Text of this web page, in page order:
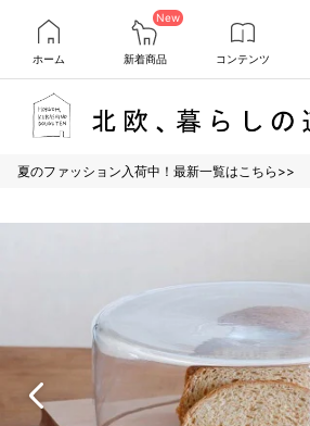
ホーム
New
新着商品 コンテンツ
夏のファッション入荷中！最新一覧はこちら>>